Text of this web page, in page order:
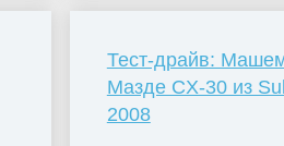
Тест-драйв:
Мазде CX-30 из
2008